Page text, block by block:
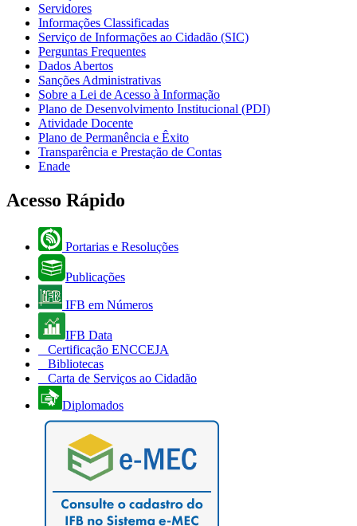
Servidores
Informações Classificadas
Serviço de Informações ao Cidadão (SIC)
Perguntas Frequentes
Dados Abertos
Sanções Administrativas
Sobre a Lei de Acesso à Informação
Plano de Desenvolvimento Institucional (PDI)
Atividade Docente
Plano de Permanência e Êxito
Transparência e Prestação de Contas
Enade
Acesso Rápido
Portarias e Resoluções
Publicações
IFB em Números
IFB Data
Certificação ENCCEJA
Bibliotecas
Carta de Serviços ao Cidadão
Diplomados